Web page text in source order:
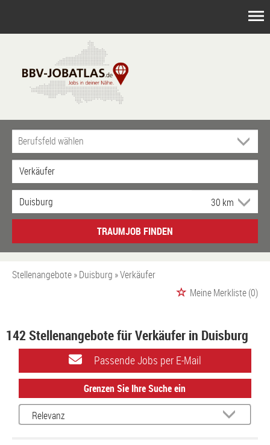
TRAUMJOB FINDEN
Stellenangebote Duisburg Verkäufer
Meine Merkliste(0)
142 Stellenangebote für Verkäufer in Duisburg
Passende Jobs per E-Mail
Grenzen Sie Ihre Suche ein